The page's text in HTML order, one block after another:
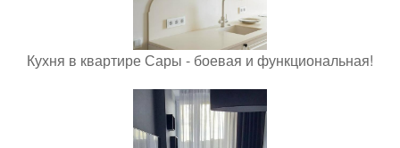
Кухня в квартире Сары - боевая и функциональная!